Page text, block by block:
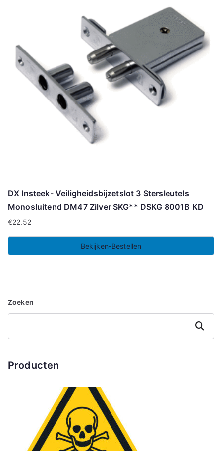
DX Insteek- Veiligheidsbijzetslot 3 Stersleutels
Monosluitend DM47 Zilver SKG** DSKG 8001B KD
€22.52
Bekijken-Bestellen
Zoeken
Zoeken
Producten